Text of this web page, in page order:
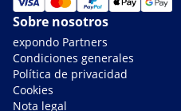
Sobre nosotros
expondo Partners
Condiciones generales
Política de privacidad
Cookies
Nota legal